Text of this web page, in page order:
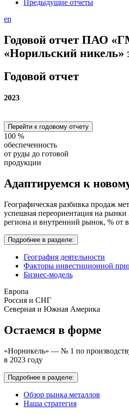
Предыдущие отчеты
en
Годовой отчет ПАО
«Норильский никель»
Годовой отчет
2023
Перейти к годовому отчету
100 %
обеспеченность
от руды до готовой
продукции
Адаптируемся к
Географическая разбивка продаж
успешная переориентация на рынки
региона и внутренний рынок, % от
Подробнее в разделе:
География деятельности
Факторы инвестиционной
Бизнес-модель
Европа
Россия и СНГ
Северная и Южная Америка
Остаемся в форме
«Норникель» — № 1 по
в 2023 году
Подробнее в разделе:
Обзор рынка металлов
Наша стратегия